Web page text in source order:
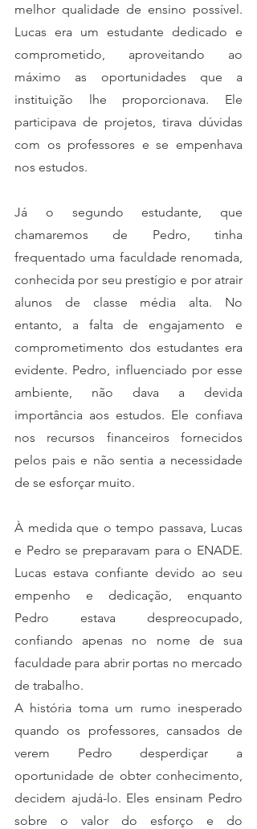
melhor qualidade de ensino possível.
Lucas era um estudante dedicado e
comprometido, aproveitando ao
máximo as oportunidades que a
instituição lhe proporcionava. Ele
participava de projetos, tirava dúvidas
com os professores e se empenhava
nos estudos.
Já o segundo estudante, que
chamaremos de Pedro, tinha
frequentado uma faculdade renomada,
conhecida por seu prestígio e por atrair
alunos de classe média alta. No
entanto, a falta de engajamento e
comprometimento dos estudantes era
evidente. Pedro, influenciado por esse
ambiente, não dava a devida
importância aos estudos. Ele confiava
nos recursos financeiros fornecidos
pelos pais e não sentia a necessidade
de se esforçar muito.
À medida que o tempo passava, Lucas
e Pedro se preparavam para o ENADE.
Lucas estava confiante devido ao seu
empenho e dedicação, enquanto
Pedro estava despreocupado,
confiando apenas no nome de sua
faculdade para abrir portas no mercado
de trabalho.
A história toma um rumo inesperado
quando os professores, cansados de
verem Pedro desperdiçar a
oportunidade de obter conhecimento,
decidem ajudá-lo. Eles ensinam Pedro
sobre o valor do esforço e do